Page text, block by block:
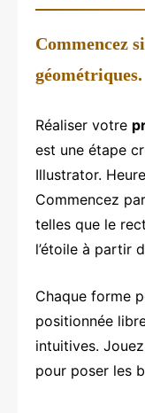
Commencez
géométriques.
Réaliser votre
est une étape
Illustrator.
Commencez
telles que le
l’étoile à partir
Chaque forme
positionnée
intuitives.
pour poser les